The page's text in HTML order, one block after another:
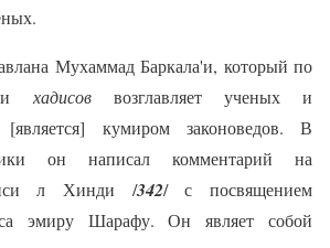
Мухаммад Баркала'и, который по
и хадисов возглавляет ученых и
кумиром законоведов. В
он написал комментарий на
л Хинди /342/ с посвящением
эмиру Шарафу. Он являет собой